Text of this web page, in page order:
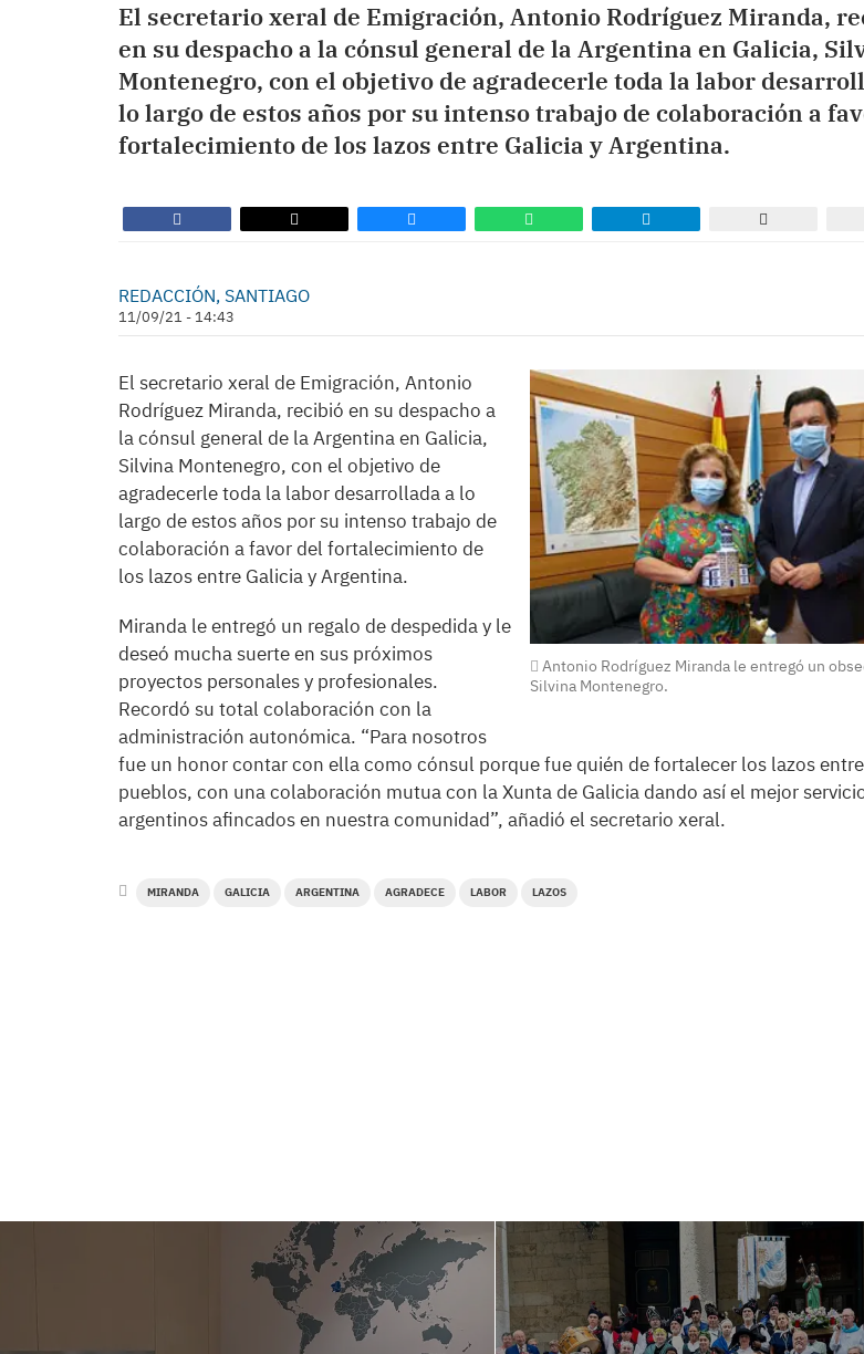
El secretario xeral de Emigración, Antonio Rodríguez Miranda,
en su despacho a la cónsul general de la Argentina en Galicia,
Montenegro, con el objetivo de agradecerle toda la labor
lo largo de estos años por su intenso trabajo de colaboración a
fortalecimiento de los lazos entre Galicia y Argentina.
REDACCIÓN, SANTIAGO
11/09/21 - 14:43
Antonio Rodríguez Miranda le entregó un
Silvina Montenegro.
El secretario xeral de Emigración, Antonio
Rodríguez Miranda, recibió en su despacho a
la cónsul general de la Argentina en Galicia,
Silvina Montenegro, con el objetivo de
agradecerle toda la labor desarrollada a lo
largo de estos años por su intenso trabajo de
colaboración a favor del fortalecimiento de
los lazos entre Galicia y Argentina.
Miranda le entregó un regalo de despedida y le
deseó mucha suerte en sus próximos
proyectos personales y profesionales.
Recordó su total colaboración con la
administración autonómica. “Para nosotros
fue un honor contar con ella como cónsul porque fue quién de fortalecer los lazos
pueblos, con una colaboración mutua con la Xunta de Galicia dando así el mejor
argentinos afincados en nuestra comunidad”, añadió el secretario xeral.
MIRANDA GALICIA ARGENTINA AGRADECE LABOR LAZOS